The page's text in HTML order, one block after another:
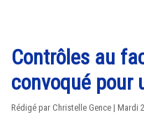
Contrôles au
convoqué pour
Rédigé par Christelle Gence | Mardi